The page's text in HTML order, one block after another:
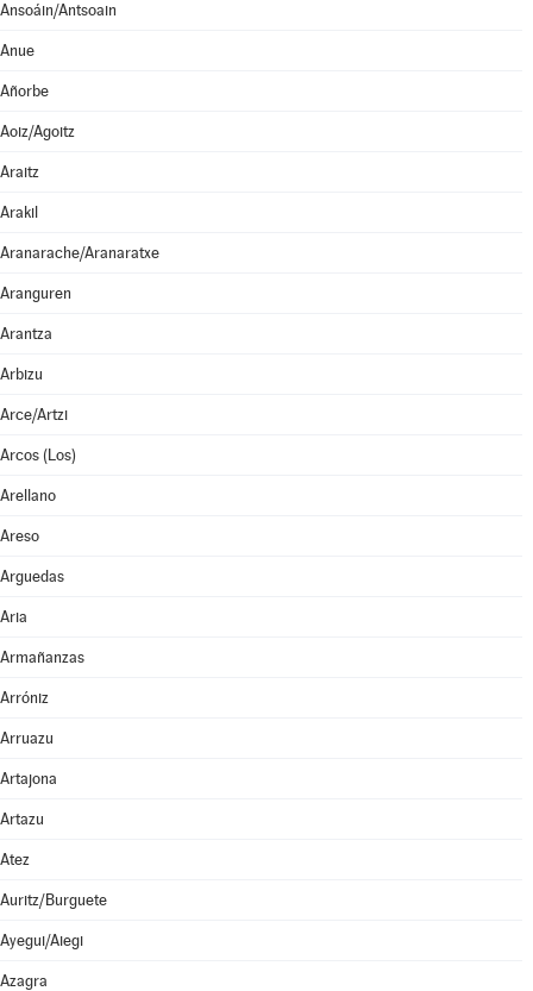
Ansoáin/Antsoain
Anue
Añorbe
Aoiz/Agoitz
Araitz
Arakil
Aranarache/Aranaratxe
Aranguren
Arantza
Arbizu
Arce/Artzi
Arcos (Los)
Arellano
Areso
Arguedas
Aria
Armañanzas
Arróniz
Arruazu
Artajona
Artazu
Atez
Auritz/Burguete
Ayegui/Aiegi
Azagra